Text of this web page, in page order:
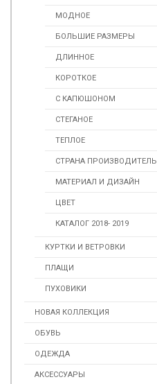
МОДНОЕ
БОЛЬШИЕ РАЗМЕРЫ
ДЛИННОЕ
КОРОТКОЕ
С КАПЮШОНОМ
СТЕГАНОЕ
ТЕПЛОЕ
СТРАНА ПРОИЗВОДИТЕЛЬ
МАТЕРИАЛ И ДИЗАЙН
ЦВЕТ
КАТАЛОГ 2018- 2019
КУРТКИ И ВЕТРОВКИ
ПЛАЩИ
ПУХОВИКИ
НОВАЯ КОЛЛЕКЦИЯ
ОБУВЬ
ОДЕЖДА
АКСЕССУАРЫ